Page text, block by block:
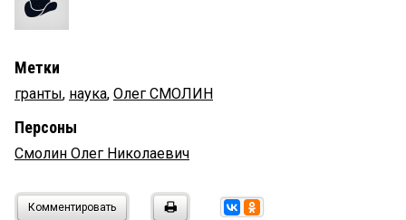
Метки
гранты, наука, Олег СМОЛИН
Персоны
Смолин Олег Николаевич
Комментировать